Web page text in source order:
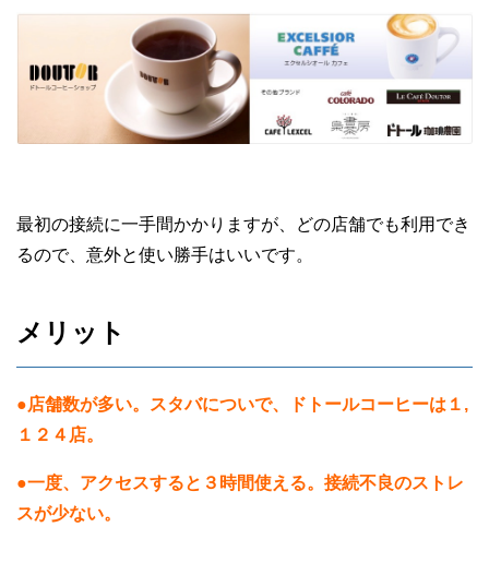
最初の接続に一手間かかりますが、どの店舗でも利用でき
るので、意外と使い勝手はいいです。
メリット
●店舗数が多い。スタバについで、ドトールコーヒーは１,
１２４店。
●一度、アクセスすると３時間使える。接続不良のストレ
スが少ない。